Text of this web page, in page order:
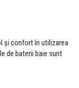
și confort în utilizarea
de baterii baie sunt